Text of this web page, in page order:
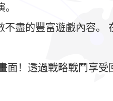
。
盡的豐富遊戲內容。
面！透過戰略戰鬥享受